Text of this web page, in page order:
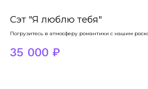
Сэт "Я люблю тебя"
Погрузитесь в атмосферу романтики с нашим
35 000 ₽